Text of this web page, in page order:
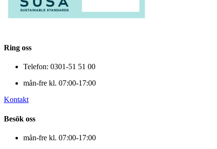
Ring oss
Telefon: 0301-51 51 00
mån-fre kl. 07:00-17:00
Kontakt
Besök oss
mån-fre kl. 07:00-17:00